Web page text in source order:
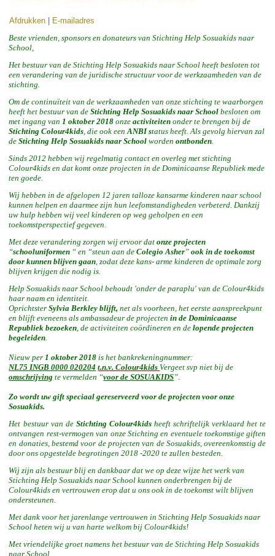
Afdrukken
E-mailadres
Beste vrienden, sponsors en donateurs van Stichting Help Sosuakids naar
School,
Het bestuur van de Stichting Help Sosuakids naar School heeft besloten tot
een verandering van de juridische structuur voor de werkzaamheden van de
stichting.
Om de continuïteit van de werkzaamheden van onze stichting te waarborgen
heeft het bestuur van deStichting Help Sosuakids naar School besloten om
met ingang van 1 oktober 2018 onzeactiviteiten onder te brengen bij de
Stichting Colour4kids , die ook eenANBI status heeft. Als gevolg hiervan zal
deStichting Help Sosuakids naar School wordenontbonden
Sinds 2012 hebben wij regelmatig contact en overleg met stichting
Colour4kids en dat komt onze projecten in de Dominicaanse Republiek mede
ten goede.
Wij hebben in de afgelopen 12 jaren talloze kansarme kinderen naar school
kunnen helpen en daarmee zijn hun leefomstandigheden verbeterd. Dankzij
uw hulp hebben wij veel kinderen op weg geholpen en een
toekomstperspectief gegeven.
Met deze verandering zorgen wij ervoor datonze projecten
“schooluniformen “ en “steun aan deColegio Asher”ook in de toekomst
door kunnen blijven gaan , zodat deze kans- arme kinderen de optimale zorg
blijven krijgen die nodig is.
Help Sosuakids naar School behoudt 'onder de paraplu' van de Colour4kids
haar naam en identiteit.
OprichtsterSylvia Berkley blijft, net als voorheen, het eerste aanspreekpunt
en blijft eveneens als ambassadeur de projecten in de Dominicaanse
Republiek bezoeken , de activiteiten coördineren en delopende projecten
begeleiden
Nieuw per 1 oktober 2018 is het bankrekeningnummer:
NL75 INGB 0000 020204 t.n.v. Colour4kidsVergeet svp niet bij de
omschrijving te vermelden “voor de SOSUAKIDS”
Zo wordt uw gift speciaal gereserveerd voor de projecten voor onze
Sosuakids.
Het bestuur van de Stichting Colour4kidsheeft schriftelijk verklaard het te
ontvangen rest-vermogen van onze Stichting en eventuele toekomstige giften
en donaties, bestemd voor de projecten van de Sosuakids, overeenkomstig de
door ons opgestelde begrotingen 2018 -2020 te zullen besteden.
Wij zijn als bestuur blij en dankbaar dat we op deze wijze het werk van
Stichting Help Sosuakids naar School kunnen onderbrengen bij de
Colour4kids en vertrouwen erop dat u ons ook in de toekomst wilt blijven
ondersteunen.
Met dank voor het jarenlange vertrouwen in Stichting Help Sosuakids naar
School heten wij u van harte welkom bij Colour4kids!
Met vriendelijke groet namens het bestuur van de Stichting Help Sosuakids
naar School